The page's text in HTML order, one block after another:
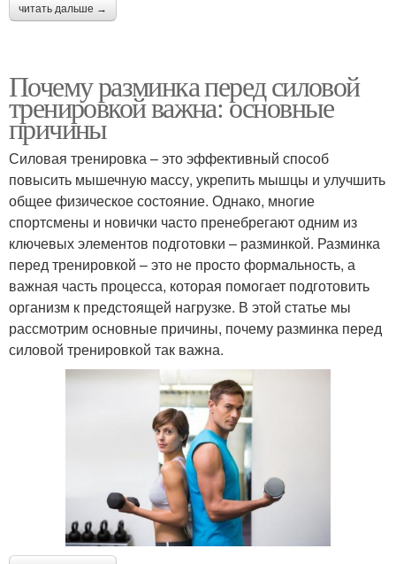
читать дальше →
Почему разминка перед силовой
тренировкой важна: основные
причины
Силовая тренировка – это эффективный способ
повысить мышечную массу, укрепить мышцы и улучшить
общее физическое состояние. Однако, многие
спортсмены и новички часто пренебрегают одним из
ключевых элементов подготовки – разминкой. Разминка
перед тренировкой – это не просто формальность, а
важная часть процесса, которая помогает подготовить
организм к предстоящей нагрузке. В этой статье мы
рассмотрим основные причины, почему разминка перед
силовой тренировкой так важна.